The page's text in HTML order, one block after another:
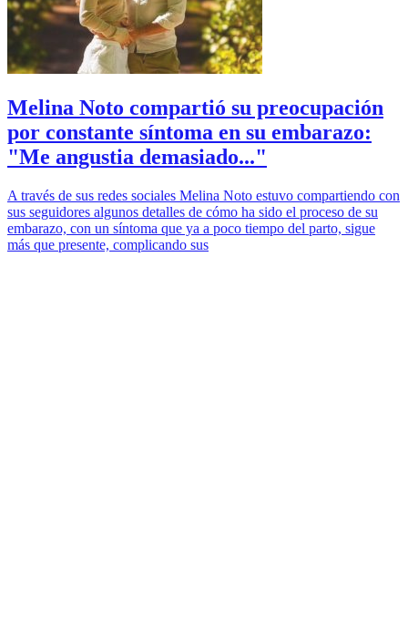
Melina Noto compartió su preocupación
por constante síntoma en su embarazo:
"Me angustia demasiado..."
A través de sus redes sociales Melina Noto estuvo compartiendo con
sus seguidores algunos detalles de cómo ha sido el proceso de su
embarazo, con un síntoma que ya a poco tiempo del parto, sigue
más que presente, complicando sus